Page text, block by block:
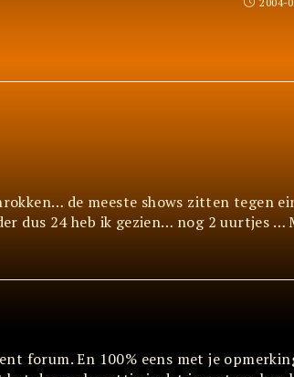
de meeste shows zitten tegen
dus 24 heb ik gezien… nog 2 uurtjes …
forum. En 100% eens met je